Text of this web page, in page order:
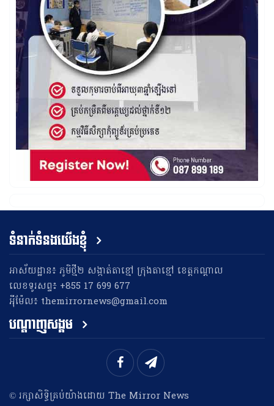
ទំនាក់ទំនងយើងខ្ញុំ
អាស័យដ្ឋាន៖ ភូមិថ្មី២ សង្កាត់តាខ្មៅ ក្រុងតាខ្មៅ ខេត្តកណ្តាល
លេខទូរសព្ទ៖ +855 17 699 677
អុីម៉ែល៖ themirrornews@gmail.com
បណ្តាញសង្គម
​© រក្សា​សិទ្ធិ​គ្រប់​យ៉ាង​ដោយ​ The Mirror News